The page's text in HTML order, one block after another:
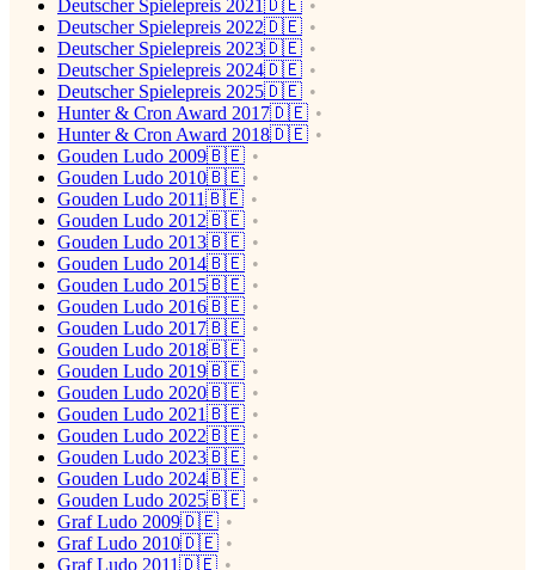
Deutscher Spielepreis 2021🇩🇪
Deutscher Spielepreis 2022🇩🇪
Deutscher Spielepreis 2023🇩🇪
Deutscher Spielepreis 2024🇩🇪
Deutscher Spielepreis 2025🇩🇪
Hunter & Cron Award 2017🇩🇪
Hunter & Cron Award 2018🇩🇪
Gouden Ludo 2009🇧🇪
Gouden Ludo 2010🇧🇪
Gouden Ludo 2011🇧🇪
Gouden Ludo 2012🇧🇪
Gouden Ludo 2013🇧🇪
Gouden Ludo 2014🇧🇪
Gouden Ludo 2015🇧🇪
Gouden Ludo 2016🇧🇪
Gouden Ludo 2017🇧🇪
Gouden Ludo 2018🇧🇪
Gouden Ludo 2019🇧🇪
Gouden Ludo 2020🇧🇪
Gouden Ludo 2021🇧🇪
Gouden Ludo 2022🇧🇪
Gouden Ludo 2023🇧🇪
Gouden Ludo 2024🇧🇪
Gouden Ludo 2025🇧🇪
Graf Ludo 2009🇩🇪
Graf Ludo 2010🇩🇪
Graf Ludo 2011🇩🇪